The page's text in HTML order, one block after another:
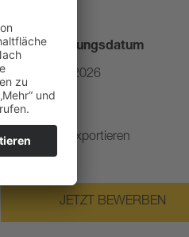
Veröffentlichungsdatum
27. März 2026
PDF-Export
Als PDF exportieren
JETZT BEWERBEN